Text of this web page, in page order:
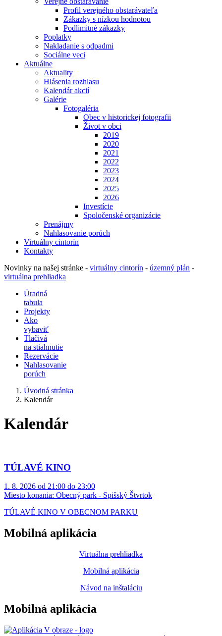
Profil verejného obstarávateľa
Zákazky s nízkou hodnotou
Podlimitné zákazky
Poplatky
Nakladanie s odpadmi
Sociálne veci
Aktuálne
Aktuality
Hlásenia rozhlasu
Kalendár akcií
Galérie
Fotogaléria
Obec v historickej fotografii
Život v obci
2019
2020
2021
2022
2023
2024
2025
2026
Investície
Spoločenské organizácie
Prenájmy
Nahlasovanie porúch
Virtuálny cintorín
Kontakty
Novinky na našej stránke - virtuálny cintorín - územný plán -
virtuálna prehliadka
Úradná
tabula
Projekty
Ako
vybaviť
Tlačivá
na stiahnutie
Rezervácie
Nahlasovanie
porúch
Úvodná stránka
Kalendár
Kalendár
TÚLAVÉ KINO
1. 8. 2026 od 21:00 do 23:00
Miesto konania: Obecný park - Spišský Štvrtok
TÚLAVÉ KINO V OBECNOM PARKU
Mobilná aplikácia
Virtuálna prehliadka
Mobilná aplikácia
Návod na inštaláciu
Mobilná aplikácia